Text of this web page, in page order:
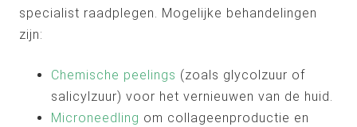
specialist raadplegen. Mogelijke behandelingen
zijn:
Chemische peelings (zoals glycolzuur of
salicylzuur) voor het vernieuwen van de huid.
Microneedling om collageenproductie en